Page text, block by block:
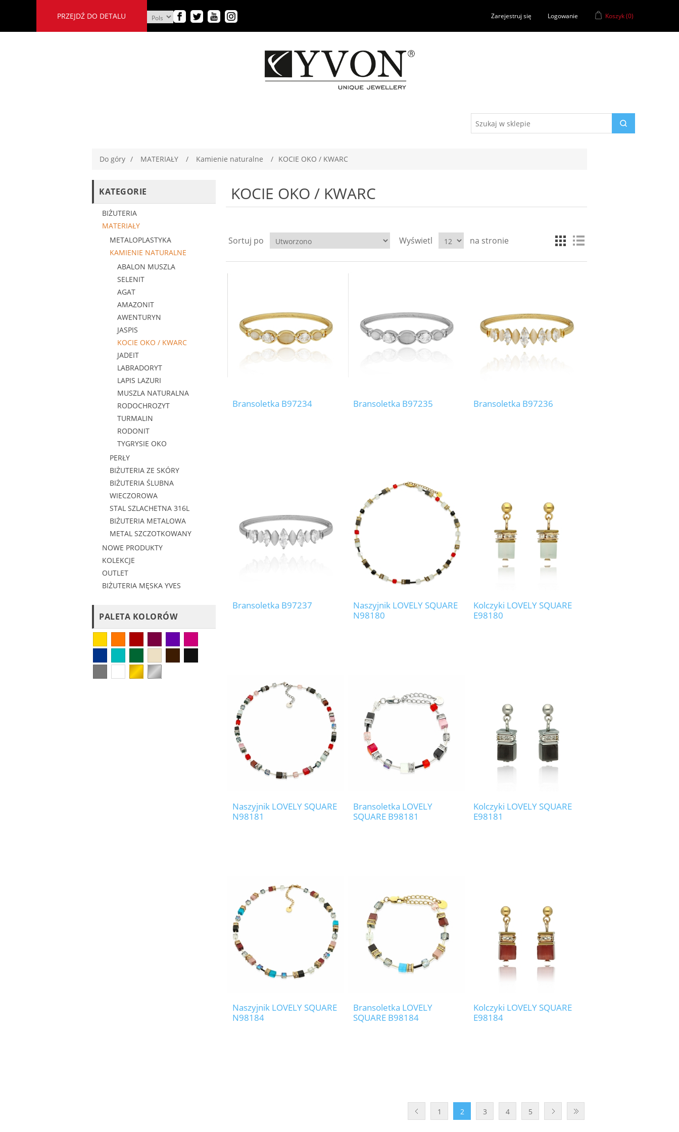
PRZEJDŹ DO DETALU Zarejestruj się Logowanie Koszyk(0)
Do góry / MATERIAŁY / Kamienie naturalne / KOCIE OKO / KWARC
KATEGORIE
BIŻUTERIA
MATERIAŁY
METALOPLASTYKA
KAMIENIE NATURALNE
ABALON MUSZLA
SELENIT
AGAT
AMAZONIT
AWENTURYN
JASPIS
KOCIE OKO / KWARC
JADEIT
LABRADORYT
LAPIS LAZURI
MUSZLA NATURALNA
RODOCHROZYT
TURMALIN
RODONIT
TYGRYSIE OKO
PERŁY
BIŻUTERIA ZE SKÓRY
BIŻUTERIA ŚLUBNA
WIECZOROWA
STAL SZLACHETNA 316L
BIŻUTERIA METALOWA
METAL SZCZOTKOWANY
NOWE PRODUKTY
KOLEKCJE
OUTLET
BIŻUTERIA MĘSKA YVES
PALETA KOLORÓW
KOCIE OKO / KWARC
Sortuj po Wyświetl na stronie
Bransoletka B97234 Bransoletka B97235 Bransoletka B97236
Bransoletka B97237
Naszyjnik LOVELY SQUARE
N98180
Kolczyki LOVELY SQUARE
E98180
Naszyjnik LOVELY SQUARE
N98181
Bransoletka LOVELY
SQUARE B98181
Kolczyki LOVELY SQUARE
E98181
Naszyjnik LOVELY SQUARE
N98184
Bransoletka LOVELY
SQUARE B98184
Kolczyki LOVELY SQUARE
E98184
1 2 3 4 5